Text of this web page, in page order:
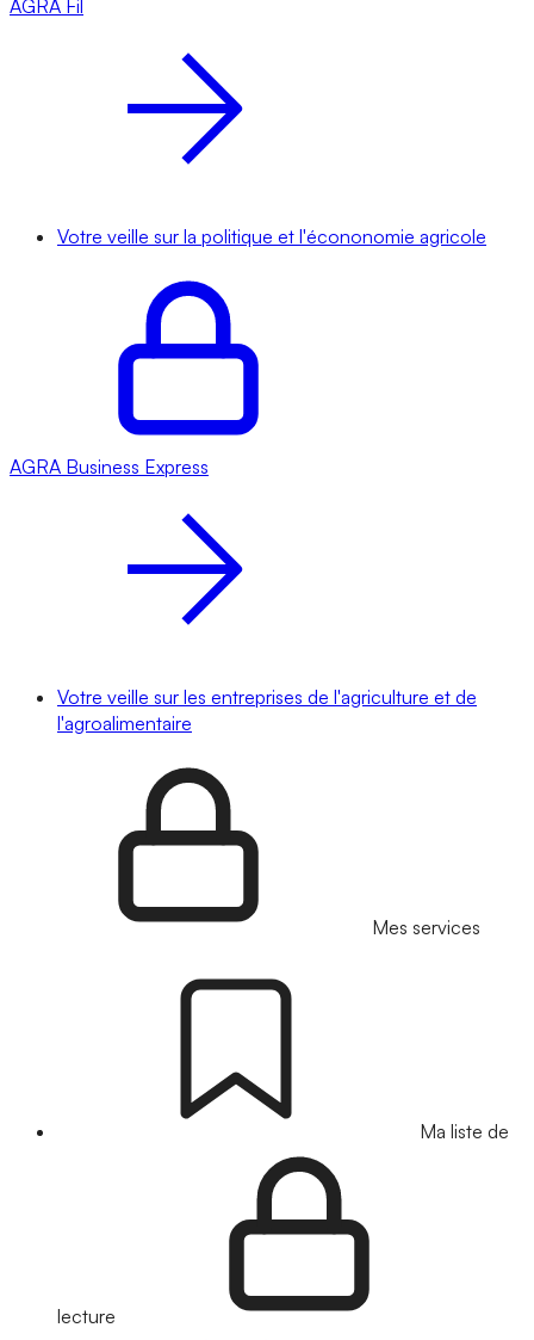
AGRA Fil
Votre veille sur la politique et l'écononomie agricole
AGRA Business Express
Votre veille sur les entreprises de l'agriculture et de
l'agroalimentaire
Mes services
Ma liste de
lecture